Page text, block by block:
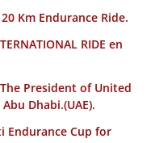
Km Endurance Ride.
RIDE en
President of United
Dhabi.(UAE).
Endurance Cup for